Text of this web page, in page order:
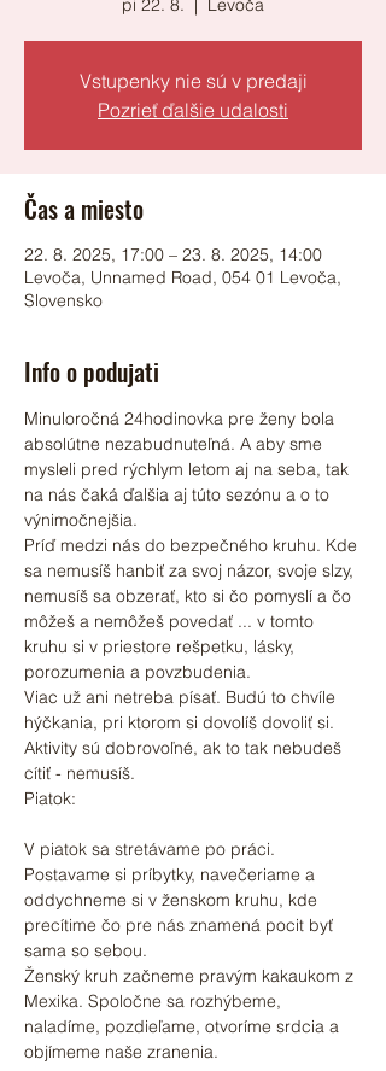
pi 22. 8.
  |
Levoča
Vstupenky nie sú v predaji
Pozrieť ďalšie udalosti
Čas a miesto
22. 8. 2025, 17:00 – 23. 8. 2025, 14:00
Levoča, Unnamed Road, 054 01 Levoča,
Slovensko
Info o podujati
Minuloročná 24hodinovka pre ženy bola
absolútne nezabudnuteľná. A aby sme
mysleli pred rýchlym letom aj na seba, tak
na nás čaká ďalšia aj túto sezónu a o to
výnimočnejšia.
Príď medzi nás do bezpečného kruhu. Kde
sa nemusíš hanbiť za svoj názor, svoje slzy,
nemusíš sa obzerať, kto si čo pomyslí a čo
môžeš a nemôžeš povedať ... v tomto
kruhu si v priestore rešpetku, lásky,
porozumenia a povzbudenia.
Viac už ani netreba písať. Budú to chvíle
hýčkania, pri ktorom si dovolíš dovoliť si.
Aktivity sú dobrovoľné, ak to tak nebudeš
cítiť - nemusíš.
Piatok:
V piatok sa stretávame po práci.
Postavame si príbytky, navečeriame a
oddychneme si v ženskom kruhu, kde
precítime čo pre nás znamená pocit byť
sama so sebou.
Ženský kruh začneme pravým kakaukom z
Mexika. Spoločne sa rozhýbeme,
naladíme, pozdieľame, otvoríme srdcia a
objímeme naše zranenia.